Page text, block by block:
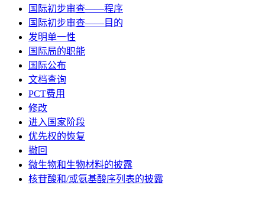
国际初步审查——程序
国际初步审查——目的
发明单一性
国际局的职能
国际公布
文档查询
PCT费用
修改
进入国家阶段
优先权的恢复
撤回
微生物和生物材料的披露
核苷酸和/或氨基酸序列表的披露